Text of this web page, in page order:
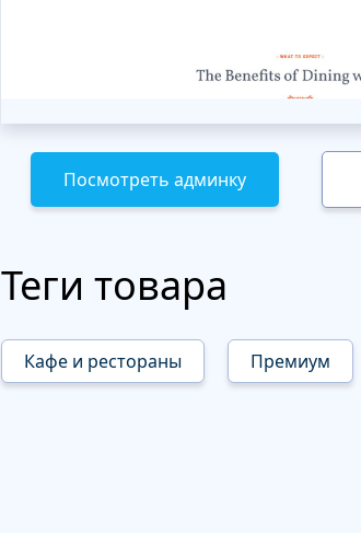
Посмотреть админку
Теги товара
Кафе и рестораны Премиум